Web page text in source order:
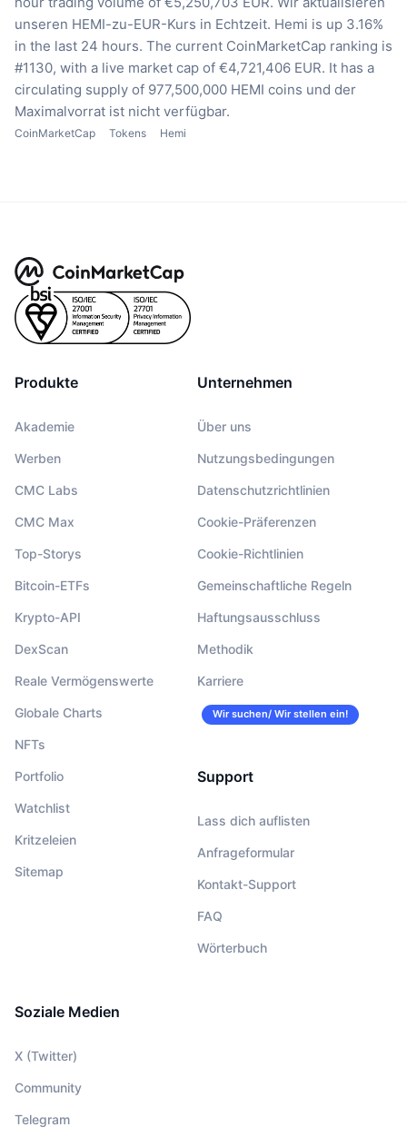
unseren HEMI-zu-EUR-Kurs in Echtzeit. Hemi is up 3.16%
in the last 24 hours. The current CoinMarketCap ranking is
#1130, with a live market cap of €4,721,406 EUR. It has a
circulating supply of 977,500,000 HEMI coins und der
Maximalvorrat ist nicht verfügbar.
CoinMarketCap Tokens Hemi
Produkte
Akademie
Werben
CMC Labs
CMC Max
Top-Storys
Bitcoin-ETFs
Krypto-API
DexScan
Reale Vermögenswerte
Globale Charts
NFTs
Portfolio
Watchlist
Kritzeleien
Sitemap
Unternehmen
Über uns
Nutzungsbedingungen
Datenschutzrichtlinien
Cookie-Präferenzen
Cookie-Richtlinien
Gemeinschaftliche Regeln
Haftungsausschluss
Methodik
Karriere
Wir suchen/ Wir stellen ein!
Support
Lass dich auflisten
Anfrageformular
Kontakt-Support
FAQ
Wörterbuch
Soziale Medien
X (Twitter)
Community
Telegram